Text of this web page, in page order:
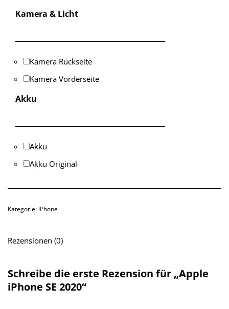
Kamera & Licht
Kamera Rückseite
Kamera Vorderseite
Akku
Akku
Akku Original
Kategorie: iPhone
Rezensionen (0)
Schreibe die erste Rezension für „Apple
iPhone SE 2020“